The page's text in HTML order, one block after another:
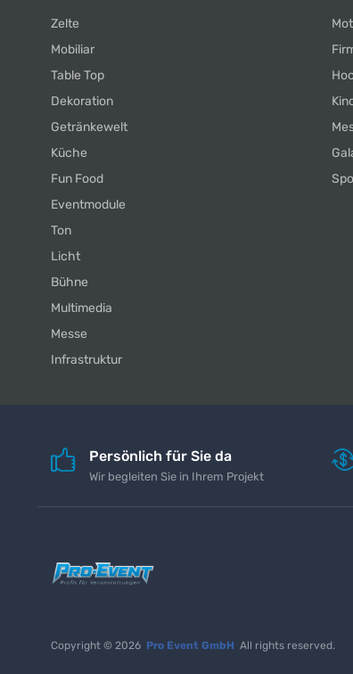
Zelte
Mobiliar
Table Top
Dekoration
Getränkewelt
Küche
Fun Food
Eventmodule
Ton
Licht
Bühne
Multimedia
Messe
Infrastruktur
Persönlich für Sie da
Wir begleiten Sie in Ihrem Projekt
Copyright © 2026 Pro Event GmbH All rights reserved.